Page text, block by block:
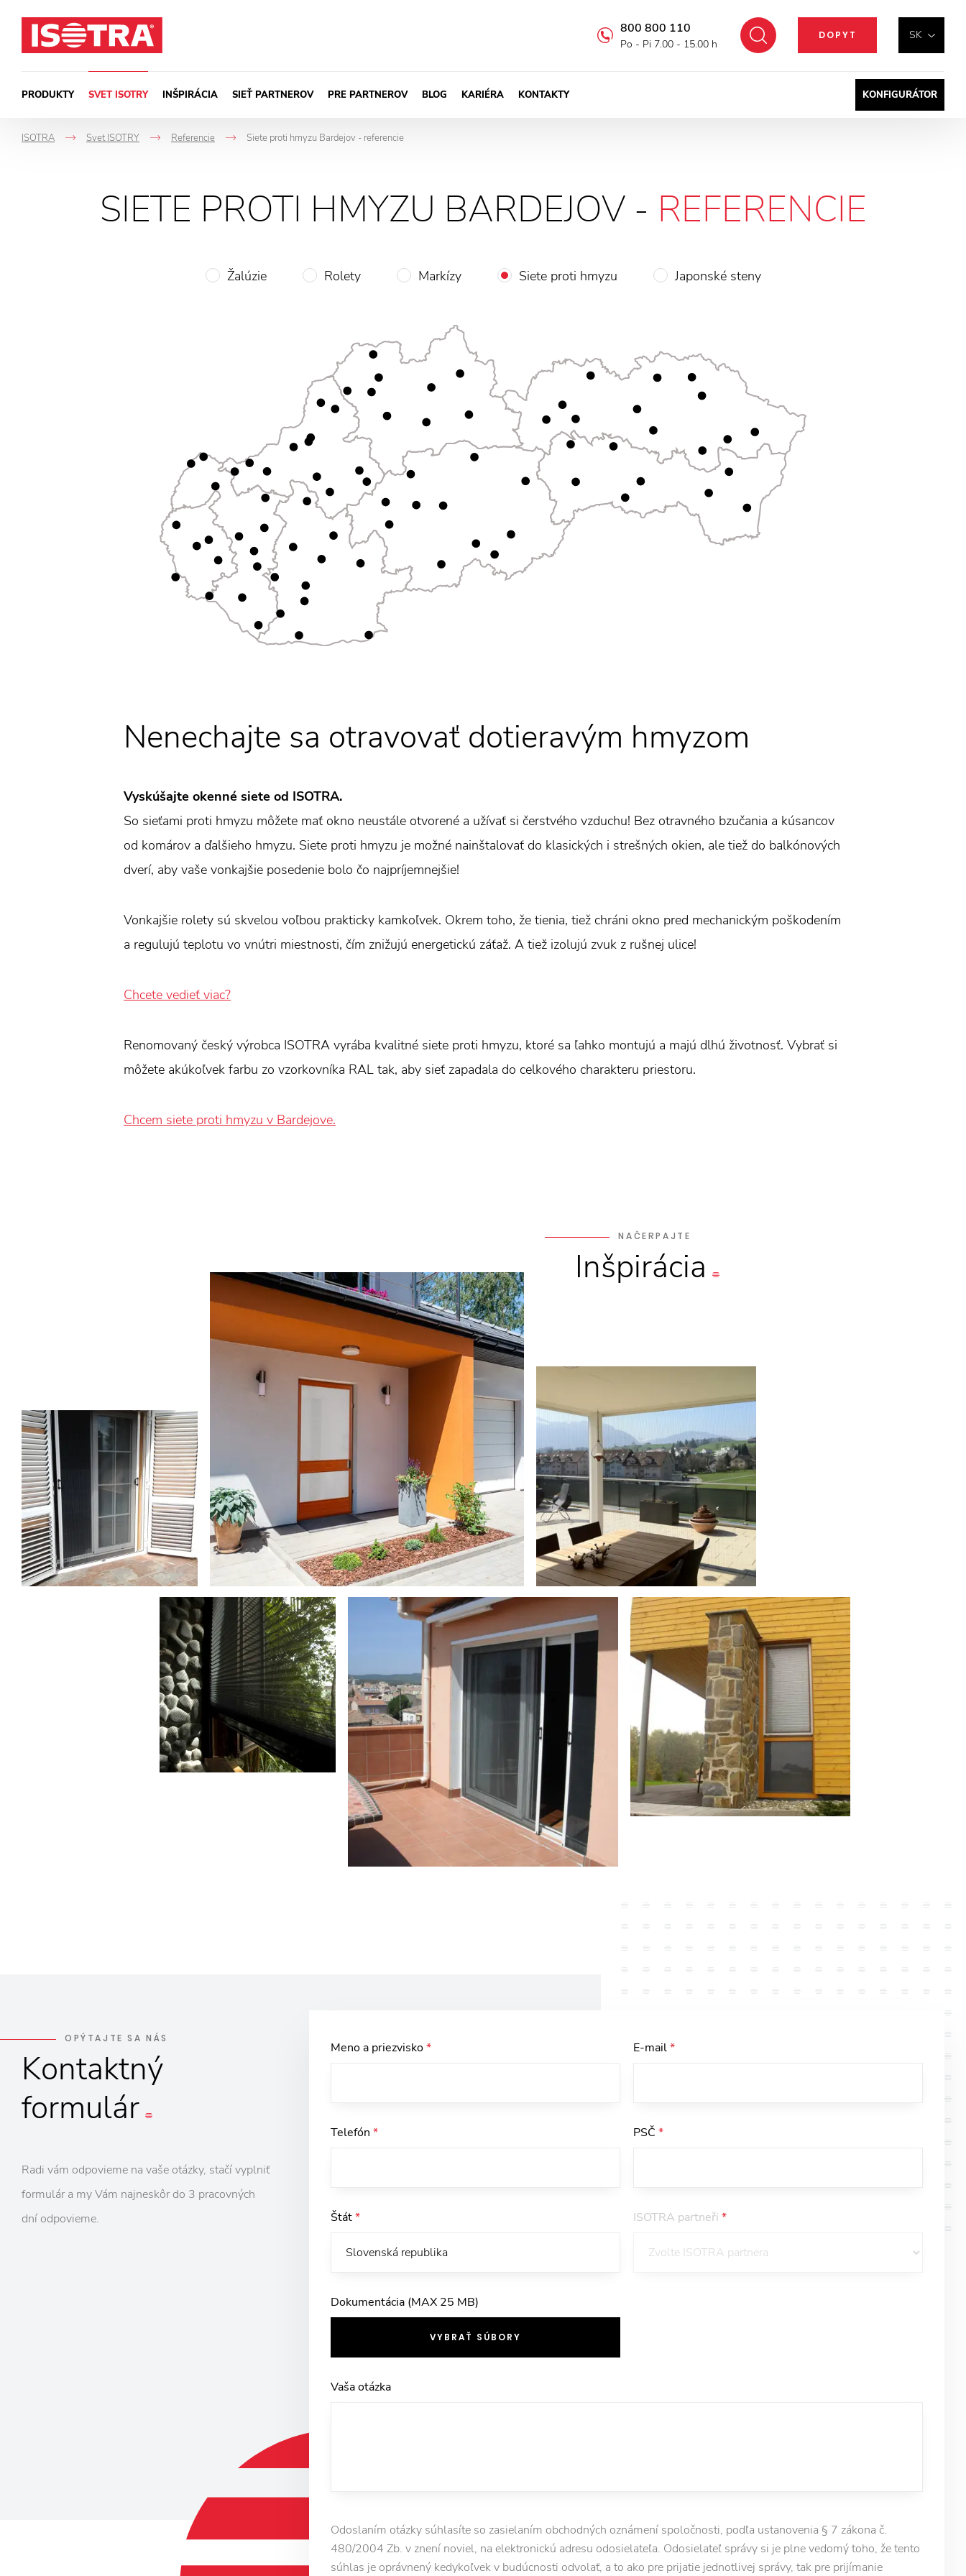
SK
DOPYT
Hľadať
800 800 110
Po - Pi 7.00 - 15.00 h
PRODUKTY SVET ISOTRY INŠPIRÁCIA SIEŤ PARTNEROV PRE PARTNEROV BLOG KARIÉRA KONTAKTY KONFIGURÁTOR
ISOTRA
->
Svet ISOTRY
->
Referencie Siete proti hmyzu Bardejov - referencie
SIETE PROTI HMYZU BARDEJOV - REFERENCIE
Žalúzie Rolety Markízy Siete proti hmyzu Japonské steny
Nenechajte sa otravovať dotieravým hmyzom
Vyskúšajte okenné siete od ISOTRA.
So sieťami proti hmyzu môžete mať okno neustále otvorené a užívať si čerstvého vzduchu! Bez otravného bzučania a kúsancov
od komárov a ďalšieho hmyzu. Siete proti hmyzu je možné nainštalovať do klasických i strešných okien, ale tiež do balkónových
dverí, aby vaše vonkajšie posedenie bolo čo najpríjemnejšie!
Vonkajšie rolety sú skvelou voľbou prakticky kamkoľvek. Okrem toho, že tienia, tiež chráni okno pred mechanickým poškodením
a regulujú teplotu vo vnútri miestnosti, čím znižujú energetickú záťaž. A tiež izolujú zvuk z rušnej ulice!
Chcete vedieť viac?
Renomovaný český výrobca ISOTRA vyrába kvalitné siete proti hmyzu, ktoré sa ľahko montujú a majú dlhú životnosť. Vybrať si
môžete akúkoľvek farbu zo vzorkovníka RAL tak, aby sieť zapadala do celkového charakteru priestoru.
Chcem siete proti hmyzu v Bardejove.
NAČERPAJTE
Inšpirácia
OPÝTAJTE SA NÁS
Kontaktný
formulár
Radi vám odpovieme na vaše otázky, stačí vyplniť
formulár a my Vám najneskôr do 3 pracovných
dní odpovieme.
Meno a priezvisko* E-mail*
Telefón * PSČ*
Štát* ISOTRA partneři*
Dokumentácia (MAX 25 MB)
VYBRAŤ SÚBORY
Vaša otázka
Odoslaním otázky súhlasíte so zasielaním obchodných oznámení spoločnosti, podľa ustanovenia § 7 zákona č.
480/2004 Zb. v znení noviel, na elektronickú adresu odosielateľa. Odosielateľ správy si je plne vedomý toho, že tento
súhlas je oprávnený kedykoľvek v budúcnosti odvolať, a to ako pre prijatie jednotlivej správy, tak pre prijímanie